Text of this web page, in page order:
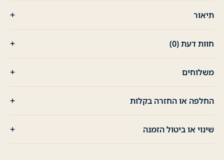
תיאור
חוות דעת (0)
משלוחים
החלפה או החזרה בקלות
שינוי או ביטול הזמנה